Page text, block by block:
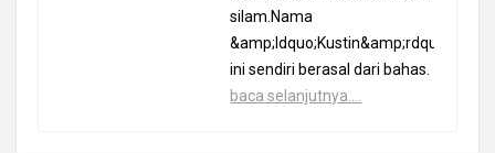
silam.Nama
&amp;ldquo;Kustin&amp;rdquo;
ini sendiri berasal dari bahas.
baca selanjutnya....